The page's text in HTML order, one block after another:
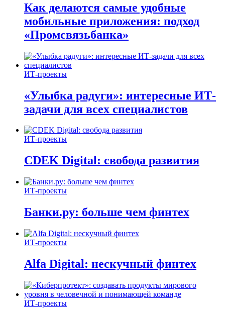
Как делаются самые удобные
мобильные приложения: подход
«Промсвязьбанка»
ИТ-проекты
«Улыбка радуги»: интересные ИТ-
задачи для всех специалистов
ИТ-проекты
CDEK Digital: свобода развития
ИТ-проекты
Банки.ру: больше чем финтех
ИТ-проекты
Alfa Digital: нескучный финтех
ИТ-проекты